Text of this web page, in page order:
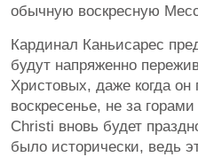
обычную воскресную
Кардинал Каньисарес
будут напряженно
Христовых, даже когда он
воскресенье, не за
Christi вновь будет
было исторически, ведь